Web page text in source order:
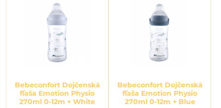
Bebeconfort Dojčenská
fľaša Emotion Physio
270ml 0-12m + White
Bebeconfort Dojčenská
fľaša Emotion Physio
270ml 0-12m + Blue